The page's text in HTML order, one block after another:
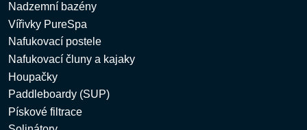
Nadzemní bazény
Vířivky PureSpa
Nafukovací postele
Nafukovací čluny a kajaky
Houpačky
Paddleboardy (SUP)
Pískové filtrace